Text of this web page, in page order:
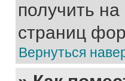
получить
страниц
Вернуться